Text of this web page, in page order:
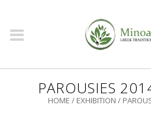
PAROUSIES
HOME / EXHIBITION /